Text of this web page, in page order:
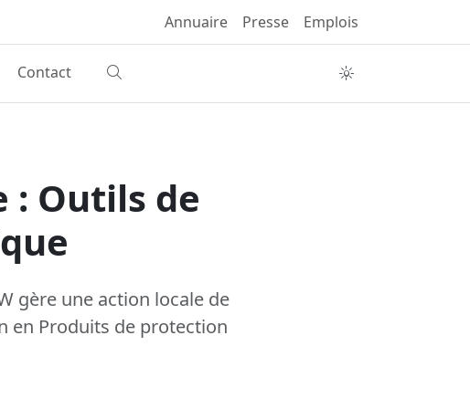
Annuaire Presse Emplois
Contact
: Outils de
gère une action locale de
en Produits de protection